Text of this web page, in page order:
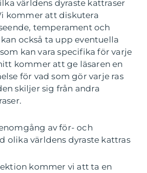
världens dyraste kattraser
kommer att diskutera
temperament och
också ta upp eventuella
kan vara specifika för varje
kommer att ge läsaren en
för vad som gör varje ras
skiljer sig från andra
av för- och
olika världens dyraste kattras
kommer vi att ta en